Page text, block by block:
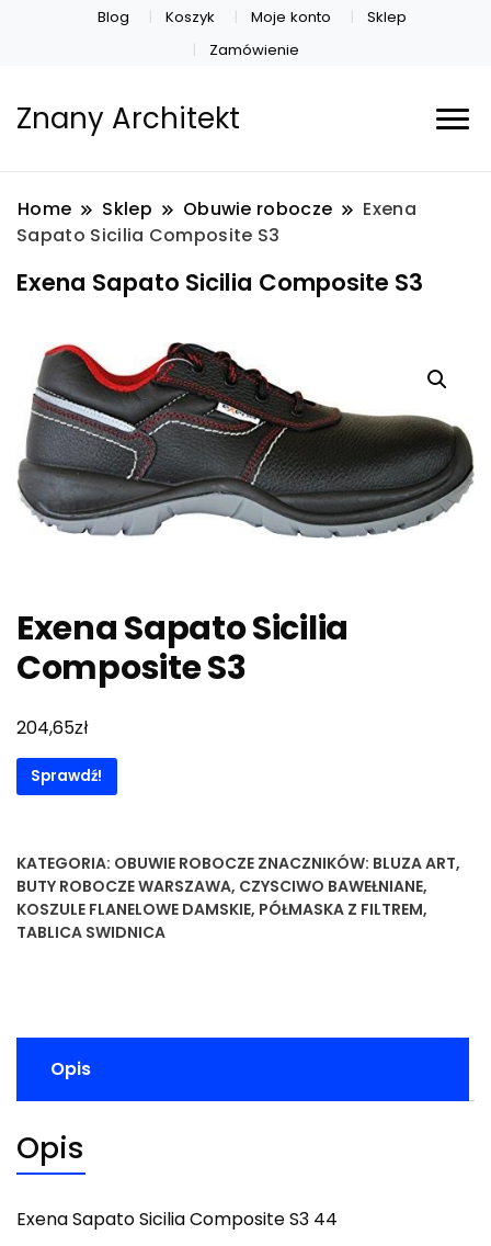
Blog Koszyk Moje konto
Sklep
Zamówienie
Znany Architekt
Home Sklep Obuwie robocze
Exena
Sapato Sicilia Composite S3
Exena Sapato Sicilia Composite S3
Exena Sapato Sicilia
Composite S3
204,65zł
Sprawdź!
KATEGORIA: OBUWIE ROBOCZE ZNACZNIKÓW: BLUZA ART,
BUTY ROBOCZE WARSZAWA, CZYSCIWO BAWEŁNIANE,
KOSZULE FLANELOWE DAMSKIE, PÓŁMASKA Z FILTREM,
TABLICA SWIDNICA
Opis
Opis
Exena Sapato Sicilia Composite S3 44